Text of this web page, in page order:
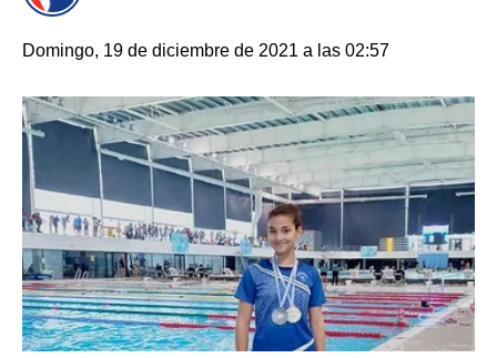
Domingo, 19 de diciembre de 2021 a las 02:57